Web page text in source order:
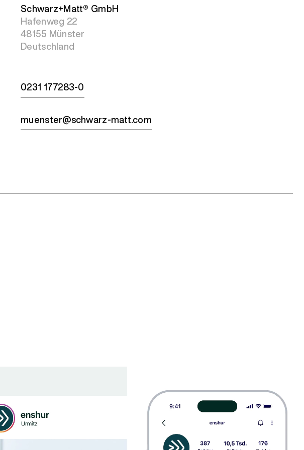
Schwarz+Matt® GmbH
Hafenweg 22
48155 Münster
Deutschland
0231 177283-0
muenster@schwarz-matt.com